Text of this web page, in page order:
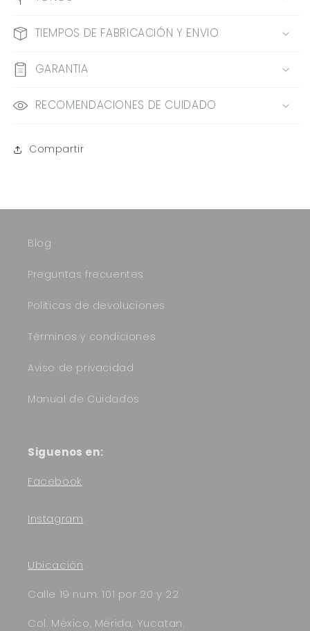
TIEMPOS DE FABRICACIÓN Y ENVIO
GARANTIA
RECOMENDACIONES DE CUIDADO
Compartir
Blog
Preguntas frecuentes
Políticas de devoluciones
Términos y condiciones
Aviso de privacidad
Manual de Cuidados
Siguenos en:
Facebook
Instagram
Ubicación
Calle 19 num. 101 por 20 y 22
Col. México, Mérida, Yucatan.